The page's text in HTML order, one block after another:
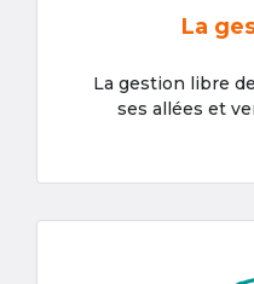
La
La gestion libre
ses allées et